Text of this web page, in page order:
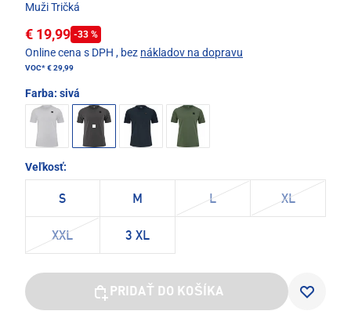
Muži Tričká
€ 19,99 -33 %
Online cena s DPH , bez nákladov na dopravu
VOC*€ 29,99
Farba: sivá
Veľkosť:
S M L XL
XXL 3 XL
PRIDAŤ DO KOŠÍKA